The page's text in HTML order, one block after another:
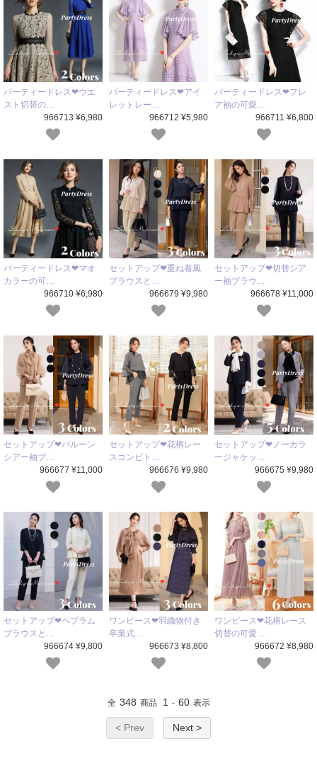
パーティードレス❤ウエ
スト切替の…
966713 ¥6,980
パーティードレス❤アイ
レットレー…
966712 ¥5,980
パーティードレス❤フレ
ア袖の可愛…
966711 ¥6,800
パーティードレス❤マオ
カラーの可…
966710 ¥6,980
セットアップ❤重ね着風
ブラウスと…
966679 ¥9,980
セットアップ❤切替シア
ー袖ブラウ…
966678 ¥11,000
セットアップ❤バルーン
シアー袖ブ…
966677 ¥11,000
セットアップ❤花柄レー
スコンビト…
966676 ¥9,980
セットアップ❤ノーカラ
ージャケッ…
966675 ¥9,980
セットアップ❤ペプラム
ブラウスと…
966674 ¥9,800
ワンピース❤羽織物付き
卒業式…
966673 ¥8,800
ワンピース❤花柄レース
切替の可愛…
966672 ¥8,980
全 348 商品 1 - 60 表示
< Prev Next >